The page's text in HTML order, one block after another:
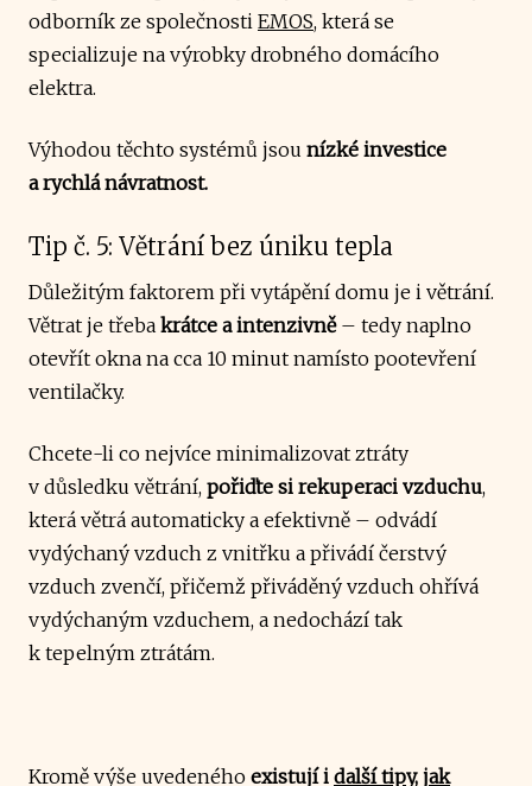
odborník ze společnosti EMOS, která se
specializuje na výrobky drobného domácího
elektra.
Výhodou těchto systémů jsou nízké investice
a rychlá návratnost.
Tip č. 5: Větrání bez úniku tepla
Důležitým faktorem při vytápění domu je i větrání.
Větrat je třeba krátce a intenzivně– tedy naplno
otevřít okna na cca 10 minut namísto pootevření
ventilačky.
Chcete-li co nejvíce minimalizovat ztráty
v důsledku větrání, pořiďte si rekuperaci vzduchu,
která větrá automaticky a efektivně – odvádí
vydýchaný vzduch z vnitřku a přivádí čerstvý
vzduch zvenčí, přičemž přiváděný vzduch ohřívá
vydýchaným vzduchem, a nedochází tak
k tepelným ztrátám.
Kromě výše uvedeného existují i další tipy, jak